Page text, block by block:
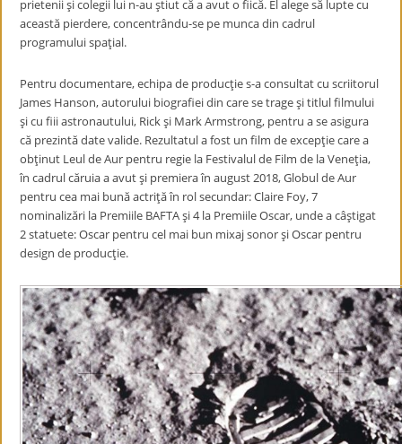
prietenii şi colegii lui n-au ştiut că a avut o fiică. El alege să lupte cu
această pierdere, concentrându-se pe munca din cadrul
programului spaţial.
Pentru documentare, echipa de producţie s-a consultat cu scriitorul
James Hanson, autorului biografiei din care se trage şi titlul filmului
şi cu fiii astronautului, Rick şi Mark Armstrong, pentru a se asigura
că prezintă date valide. Rezultatul a fost un film de excepţie care a
obţinut Leul de Aur pentru regie la Festivalul de Film de la Veneţia,
în cadrul căruia a avut şi premiera în august 2018, Globul de Aur
pentru cea mai bună actriţă în rol secundar: Claire Foy, 7
nominalizări la Premiile BAFTA şi 4 la Premiile Oscar, unde a câştigat
2 statuete: Oscar pentru cel mai bun mixaj sonor şi Oscar pentru
design de producţie.